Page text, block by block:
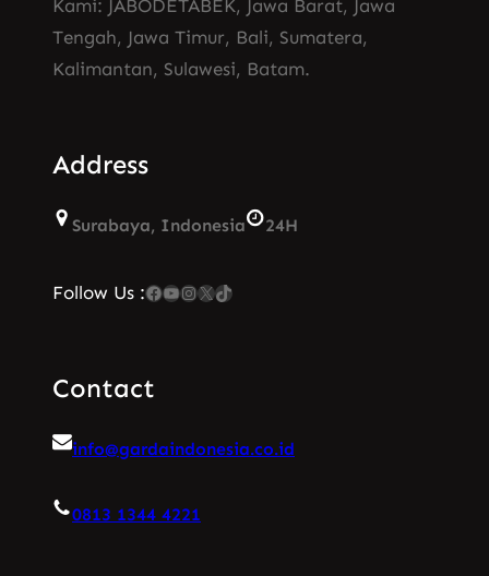
Kami: JABODETABEK, Jawa Barat, Jawa
Tengah, Jawa Timur, Bali, Sumatera,
Kalimantan, Sulawesi, Batam.
Address
Surabaya, Indonesia 24H
Follow Us :Facebook YouTube InstagramX TikTok
Contact
info@gardaindonesia.co.id
0813 1344 4221